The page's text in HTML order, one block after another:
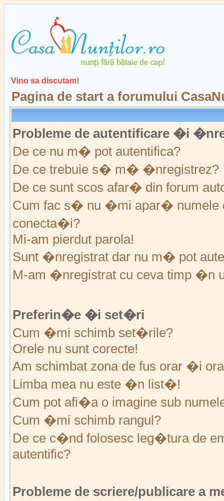
Vino sa discutam!
Pagina de start a forumului
Probleme de autentificare �i
De ce nu m� pot autentifica?
De ce trebuie s� m� �nregistrez?
De ce sunt scos afar� din forum
Cum fac s� nu �mi apar� numele
conecta�i?
Mi-am pierdut parola!
Sunt �nregistrat dar nu m� pot
M-am �nregistrat cu ceva timp �n
Preferin�e �i set�ri
Cum �mi schimb set�rile?
Orele nu sunt corecte!
Am schimbat zona de fus orar �i
Limba mea nu este �n list�!
Cum pot afi�a o imagine sub
Cum �mi schimb rangul?
De ce c�nd folosesc leg�tura de
autentific?
Probleme de scriere/publicare a